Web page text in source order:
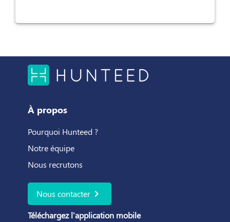
À propos
Pourquoi Hunteed ?
Notre équipe
Nous recrutons
Nous contacter chevron_right
Téléchargez l'application mobile